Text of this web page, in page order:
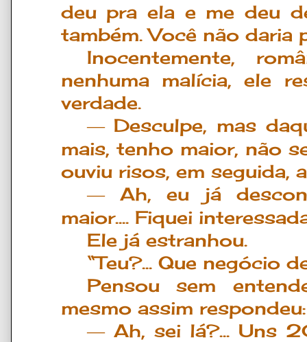
deu pra ela e me deu
também. Você não daria
Inocentemente,
nenhuma malícia, ele
verdade.
―Desculpe, mas
mais, tenho maior, não
ouviu risos, em seguida,
―Ah, eu já
maior.... Fiquei
Ele já estranhou.
“Teu?... Que negócio
Pensou sem
mesmo assim
―Ah, sei lá?... Uns